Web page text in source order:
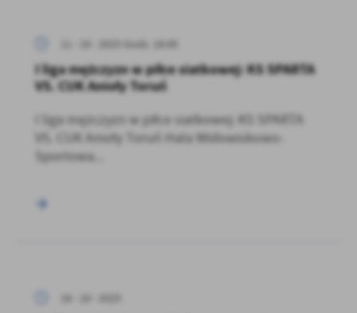
11 - 10 - 2025 Godz. 18:00
I liga mężczyzn w piłce siatkowej: KS SPARTA
VS. CUK Anioły Toruń
I liga mężczyzn w piłce siatkowej: KS SPARTA
VS. CUK Anioły Toruń Hala Widowiskowo-
Sportowa...